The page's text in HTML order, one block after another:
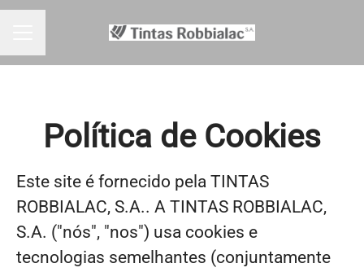
MENU DE CARREIRAS
Política de Cookies
Este site é fornecido pela TINTAS
ROBBIALAC, S.A.. A TINTAS ROBBIALAC,
S.A. ("nós", "nos") usa cookies e
tecnologias semelhantes (conjuntamente